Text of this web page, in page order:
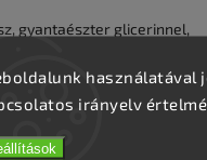
használatával
irányelv
gyantaészter glicerinnel,
illatanyag.